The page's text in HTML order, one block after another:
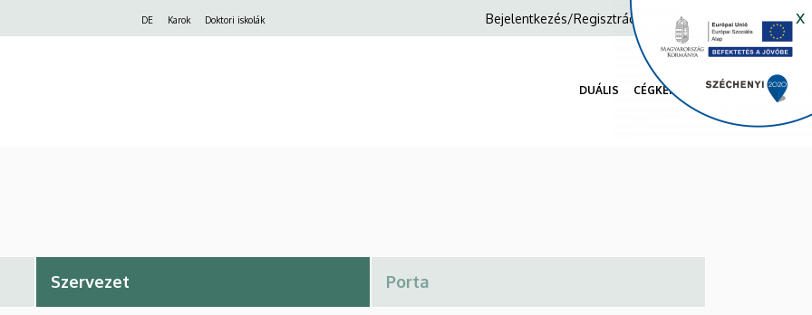
DE Karok Doktori iskolák x
Anonim
Bejelentkezés/Regisztráció
navigáció
DUÁLIS CÉGKERESŐ